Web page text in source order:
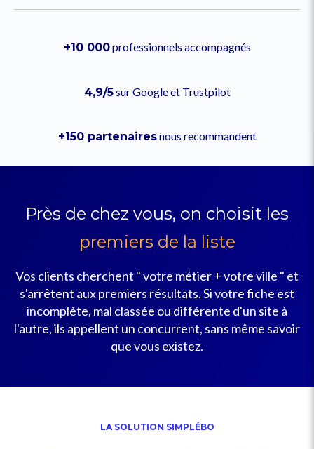
+10 000professionnels accompagnés
4,9/5sur Google et Trustpilot
+150 partenairesnous recommandent
Près de chez vous, on choisit les
premiers de la liste
Vos clients cherchent " votre métier + votre ville " et
s'arrêtent aux premiers résultats. Si votre fiche est
incomplète, mal classée ou différente d'un site à
l'autre, ils appellent un concurrent, sans même savoir
que vous existez.
LA SOLUTION SIMPLÉBO